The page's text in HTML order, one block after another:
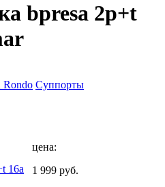
bpresa 2p+t
Rondo Суппорты
цена:
1 999 руб.